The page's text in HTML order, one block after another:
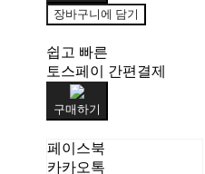
장바구니에 담기
쉽고 빠른
토스페이 간편결제
구매하기
페이스북
카카오톡